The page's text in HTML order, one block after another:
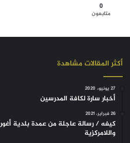
0
متابعون
أكثر المقالات مشاهدة
27 يونيو، 2020
أخبار سارة لكافة المدرسين
26 فبراير، 2021
كيفه / رسالة عاجلة من عمدة بلدية
واللامركزية